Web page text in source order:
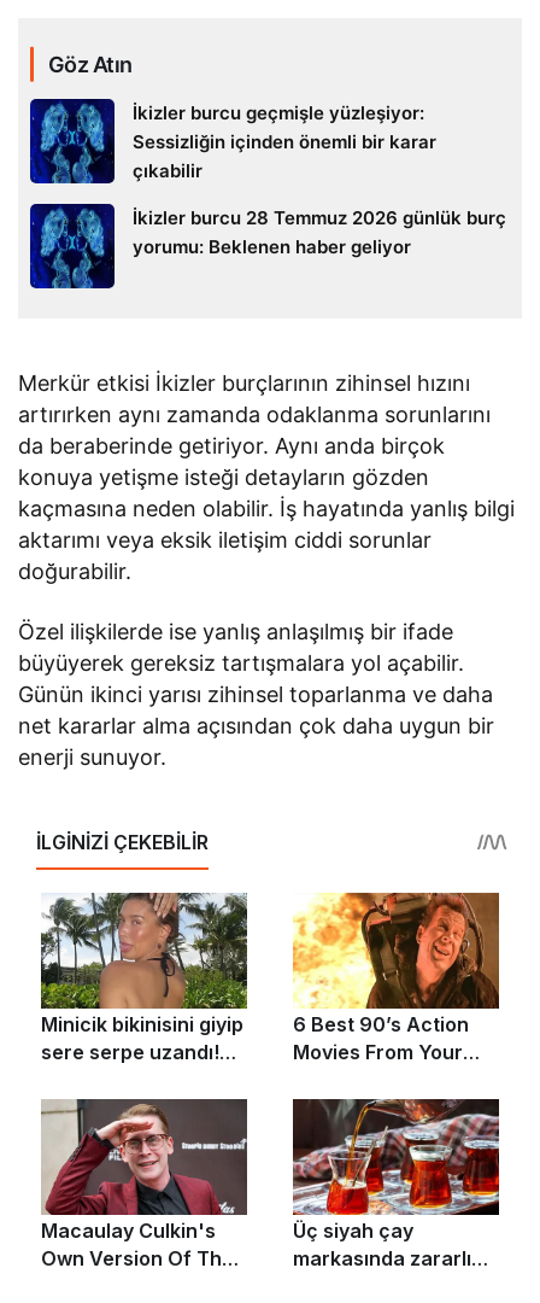
Göz Atın
İkizler burcu geçmişle yüzleşiyor:
Sessizliğin içinden önemli bir karar
çıkabilir
İkizler burcu 28 Temmuz 2026 günlük burç
yorumu: Beklenen haber geliyor
Merkür etkisi İkizler burçlarının zihinsel hızını
artırırken aynı zamanda odaklanma sorunlarını
da beraberinde getiriyor. Aynı anda birçok
konuya yetişme isteği detayların gözden
kaçmasına neden olabilir. İş hayatında yanlış bilgi
aktarımı veya eksik iletişim ciddi sorunlar
doğurabilir.
Özel ilişkilerde ise yanlış anlaşılmış bir ifade
büyüyerek gereksiz tartışmalara yol açabilir.
Günün ikinci yarısı zihinsel toparlanma ve daha
net kararlar alma açısından çok daha uygun bir
enerji sunuyor.